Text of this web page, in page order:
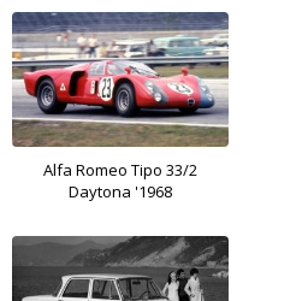
Alfa Romeo Tipo 33/2
Daytona '1968